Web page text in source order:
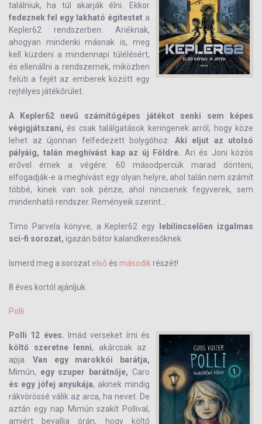
találniuk, ha túl akarják élni. Ekkor
fedeznek fel egy lakható égitesteta
Kepler62 rendszerben. Ariéknak,
ahogyan mindenki másnak is, meg
kell küzdeni a mindennapi túlélésért,
és ellenállni a rendszernek, miközben
felüti a fejét az emberek között egy
rejtélyes játékőrület.
A Kepler62 nevű számítógépes játékot senki sem képes
végigjátszani, és csak találgatások keringenek arról, hogy köze
lehet az újonnan felfedezett bolygóhoz. Aki eljut az utolsó
pályáig, talán meghívást kap az új Földre. Ari és Joni közös
erővel érnek a végére: 60 másodpercük marad dönteni,
elfogadják-e a meghívást egy olyan helyre, ahol talán nem számít
többé, kinek van sok pénze, ahol nincsenek fegyverek, sem
mindenható rendszer. Reményeik szerint…
Timo Parvela könyve, a Kepler62 egy
lebilincselően izgalmas
sci-fi sorozat, igazán bátor kalandkeresőknek
Ismerd meg a sorozat első és második részét!
8 éves kortól ajánljuk.
Polli
Polli 12 éves. Imád verseket írni és
költő szeretne lenni, akárcsak az
apja.Van egy marokkói barátja,
Mimún, egy szuper barátnője, Caro
és egy jófej anyukája, akinek mindig
rákvörössé válik az arca, ha nevet. De
aztán egy nap Mimún szakít Pollival,
amiért bevallja órán, hogy költő